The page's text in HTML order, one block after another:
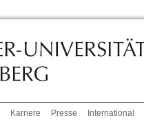
Karriere Presse International